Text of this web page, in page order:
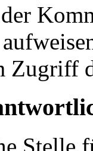
Zugriff
Stelle